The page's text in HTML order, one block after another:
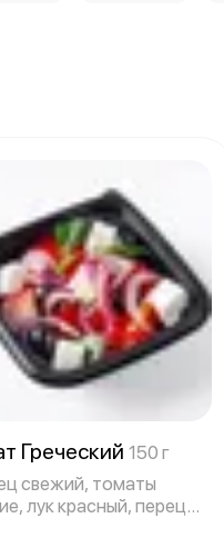
Греческий 150 г
свежий, томаты
лук красный, перец